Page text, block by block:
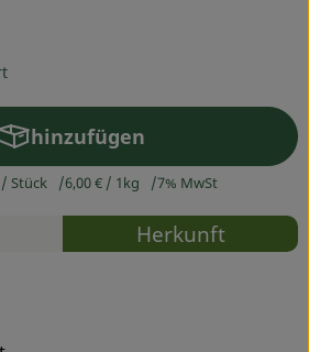
hinzufügen
Produkt zum Warenkorb
/ Stück 6,00 € / 1kg 7% MwSt
Rezepte Herkunft